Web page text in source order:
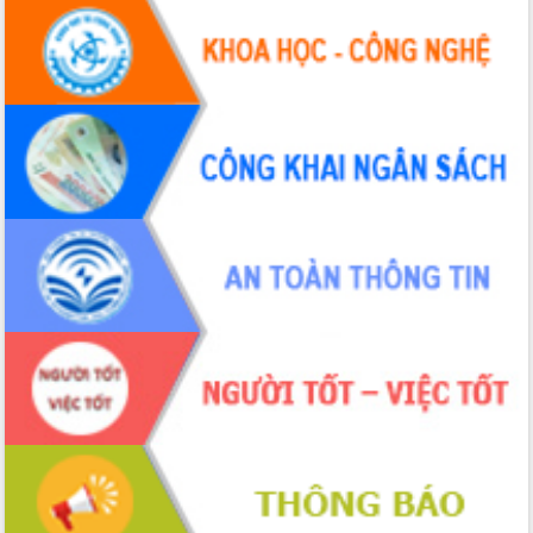
Hội thảo khoa học “Giải pháp thúc đẩy
phát triển nền kinh tế xanh tại tỉnh
Đắk Lắk”
Tăng cường giám sát, đôn đốc thực
hiện nhiệm vụ quản lý tài sản công
hàng tuần
Tháo gỡ những vướng mắc, đẩy mạnh
công tác cải cách thủ tục hành chính
tại Trung tâm Phục vụ hành chính
công tỉnh
Đắk Lắk: Tôn vinh 46 giải pháp tại Hội
thi Sáng tạo Kỹ thuật 2024 - 2025
Đắk Lắk rà soát, điều chỉnh Đề án 190
về phát triển nuôi trồng thủy sản
Phó Chủ tịch UBND tỉnh Đắk Lắk
Trương Công Thái kiểm tra thực địa
Dự án cao tốc Khánh Hòa - Buôn Ma
Định vị cà phê Việt Nam như một “di
sản sống” trong dòng chảy toàn cầu